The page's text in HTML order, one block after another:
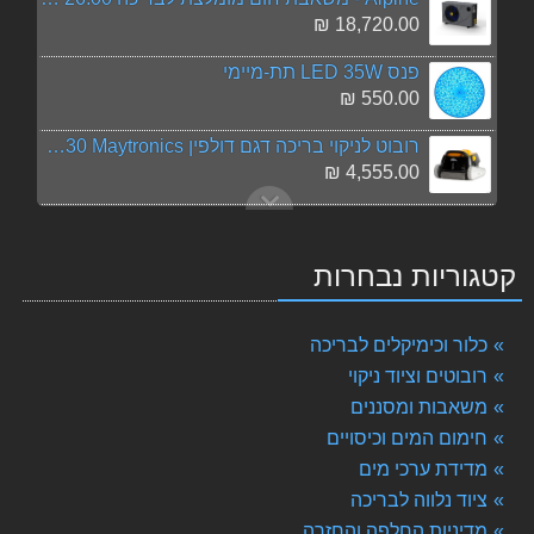
18,720.00 ₪
פנס LED 35W תת-מיימי
550.00 ₪
רובוט לניקוי בריכה דגם דולפין Dolphin E30 Maytronics - מומלץ !!!
4,555.00 ₪
100 מקלות לבדיקת מים
pH פלוס - באריזה של 3.5 ק"ג
199.00 ₪
קטגוריות נבחרות
כלור וכימיקלים לבריכה
רובוטים וציוד ניקוי
משאבות ומסננים
חימום המים וכיסויים
מדידת ערכי מים
ציוד נלווה לבריכה